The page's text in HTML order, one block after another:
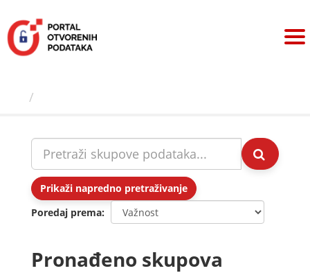
sadržaj
Prikaži napredno pretraživanje
Poredaj prema
Pronađeno skupova